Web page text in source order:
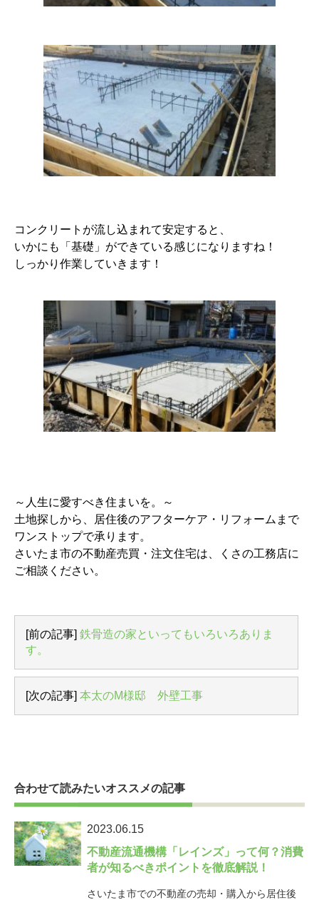
コンクリートが流し込まれて安定すると、
いかにも「基礎」ができている感じになりますね！
しっかり作業していきます！
～人生に愛すべき住まいを。～
土地探しから、居住後のアフターケア・リフォームまで
ワンストップで承ります。
さいたま市の不動産売買・注文住宅は、くさの工務店に
ご相談ください。
[前の記事] 鉄骨造の家といってもいろいろありま
す。
[次の記事] 本太のM様邸 外壁工事
合わせて読みたいオススメの記事
2023.06.15
不動産流通機構「レインズ」って何？消費
者が知るべきポイントを徹底解説！
さいたま市での不動産の売却・購入から居住後